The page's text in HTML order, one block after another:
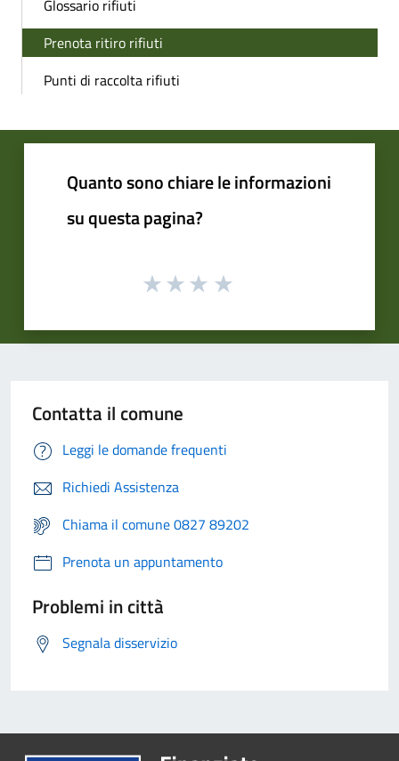
Glossario rifiuti
Prenota ritiro rifiuti
Punti di raccolta rifiuti
Quanto sono chiare le informazioni
su questa pagina?
Contatta il comune
Leggi le domande frequenti
Richiedi Assistenza
Chiama il comune 0827 89202
Prenota un appuntamento
Problemi in città
Segnala disservizio